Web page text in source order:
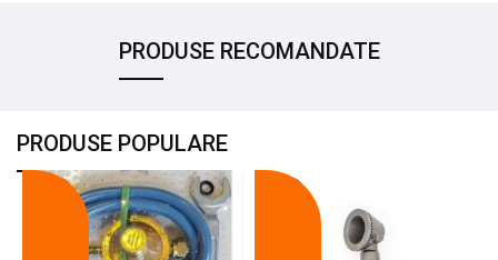
PRODUSE RECOMANDATE
PRODUSE POPULARE